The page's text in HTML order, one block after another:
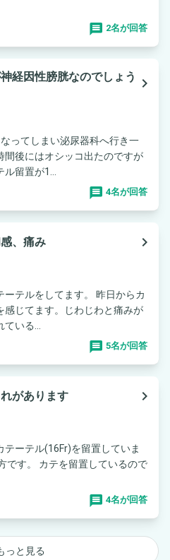
2名が回答
経因性膀胱なのでしょう navigate_next
ってしまい泌尿器科へ行き一
間後にはオシッコ出たのですが
留置が1...
4名が回答
、痛み
navigate_next
テルをしてます。 昨日からカ
感じてます。じわじわと痛みが
いる...
5名が回答
があります
navigate_next
ーテル(16Fr)を留置していま
です。 カテを留置しているので
4名が回答
っと見る